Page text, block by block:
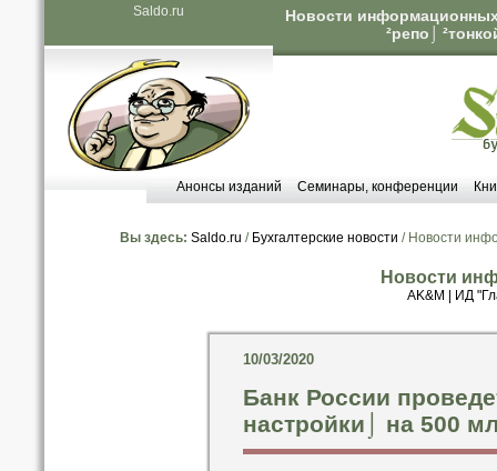
Saldo.ru
Новости информационных
²репо⌡
Анонсы изданий Семинары, конференции
Вы здесь: Saldo.ru / Бухгалтерские новости / Новости
Новости
AK&M ИД
10/03/2020
Банк России
настройки⌡ на 500